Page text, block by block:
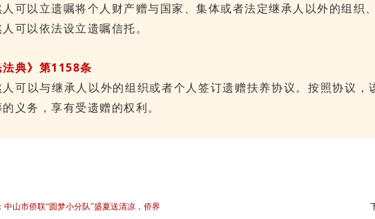
人可以立遗嘱将个人财产赠与国家、集体或者法定继承人以外的组织、
可以依法设立遗嘱信托。
法典》第1158条
人可以与继承人以外的组织或者个人签订遗赠扶养协议。按照协议
义务，享有受遗赠的权利。
中山市侨联“圆梦小分队”盛夏送清凉，侨界